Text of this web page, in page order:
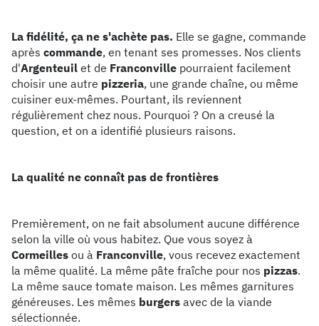
La fidélité, ça ne s'achète pas. Elle se gagne, commande
après commande, en tenant ses promesses. Nos clients
d'Argenteuil et de Franconville pourraient facilement
choisir une autre pizzeria, une grande chaîne, ou même
cuisiner eux-mêmes. Pourtant, ils reviennent
régulièrement chez nous. Pourquoi ? On a creusé la
question, et on a identifié plusieurs raisons.
La qualité ne connaît pas de frontières
Premièrement, on ne fait absolument aucune différence
selon la ville où vous habitez. Que vous soyez à
Cormeilles ou à Franconville, vous recevez exactement
la même qualité. La même pâte fraîche pour nos pizzas.
La même sauce tomate maison. Les mêmes garnitures
généreuses. Les mêmes burgers avec de la viande
sélectionnée.